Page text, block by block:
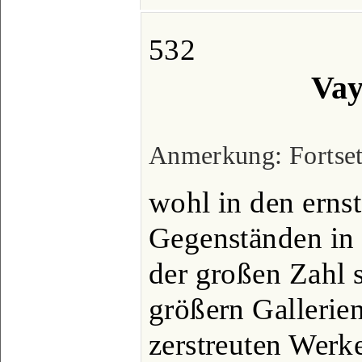
532
Anmerkung:
wohl in den
Gegenständen
der großen Zahl
größern
zerstreuten